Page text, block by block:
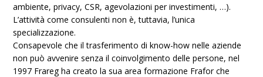
ambiente, privacy, CSR, agevolazioni per investimenti, …).
L’attività come consulenti non è, tuttavia, l’unica
specializzazione.
Consapevole che il trasferimento di know-how nelle aziende
non può avvenire senza il coinvolgimento delle persone, nel
1997 Frareg ha creato la sua area formazione Frafor che